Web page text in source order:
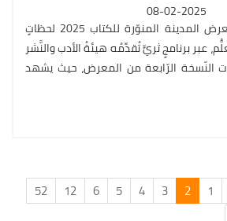
08-02-2025
يعيش الأطفالُ في معرض المدينة المنوّرة للكتاب 2025 لحظاتٍ
عبر برنامجٍ ثريٍّ تُقدِّمُه هيئةُ الأدب والنَّشر
النّسخة الرّابعة من المعرض، حيث يشهد
1
2
3
4
5
6
12
52